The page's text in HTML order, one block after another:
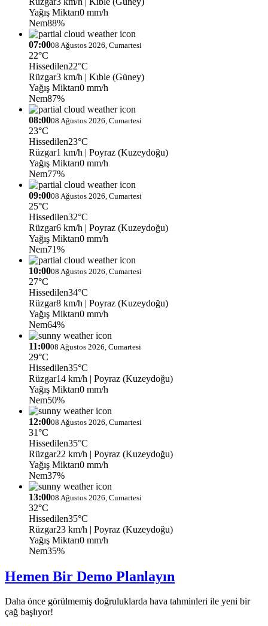
Yağış Miktarı0 mm/h
Nem88%
07:0008 Ağustos 2026, Cumartesi
22°C
Hissedilen22°C
Rüzgar3 km/h | Kıble (Güney)
Yağış Miktarı0 mm/h
Nem87%
08:0008 Ağustos 2026, Cumartesi
23°C
Hissedilen23°C
Rüzgar1 km/h | Poyraz (Kuzeydoğu)
Yağış Miktarı0 mm/h
Nem77%
09:0008 Ağustos 2026, Cumartesi
25°C
Hissedilen32°C
Rüzgar6 km/h | Poyraz (Kuzeydoğu)
Yağış Miktarı0 mm/h
Nem71%
10:0008 Ağustos 2026, Cumartesi
27°C
Hissedilen34°C
Rüzgar8 km/h | Poyraz (Kuzeydoğu)
Yağış Miktarı0 mm/h
Nem64%
11:0008 Ağustos 2026, Cumartesi
29°C
Hissedilen35°C
Rüzgar14 km/h | Poyraz (Kuzeydoğu)
Yağış Miktarı0 mm/h
Nem50%
12:0008 Ağustos 2026, Cumartesi
31°C
Hissedilen35°C
Rüzgar22 km/h | Poyraz (Kuzeydoğu)
Yağış Miktarı0 mm/h
Nem37%
13:0008 Ağustos 2026, Cumartesi
32°C
Hissedilen35°C
Rüzgar23 km/h | Poyraz (Kuzeydoğu)
Yağış Miktarı0 mm/h
Nem35%
Hemen Bir Demo Planlayın
Daha önce görülmemiş doğruluklarda hava tahminleri ile yeni bir
çağ başlıyor!